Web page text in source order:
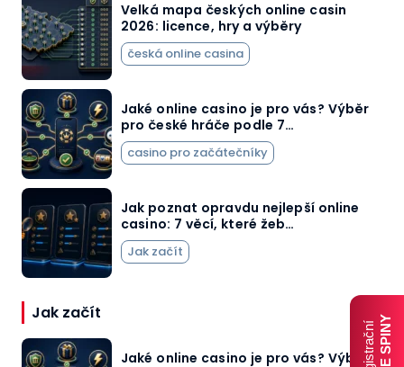
Velká mapa českých online casin
2026: licence, hry a výběry
česká online casina
Jaké online casino je pro vás? Výběr
pro české hráče podle 7…
casino pro začátečníky
Jak poznat opravdu nejlepší online
casino: 7 věcí, které žeb…
Jak začít
Jak začít
Jaké online casino je pro vás? VýběrRegistrační